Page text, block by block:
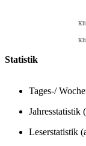
Statistik
Tages-/
Jahresstatistik
Leserstatistik